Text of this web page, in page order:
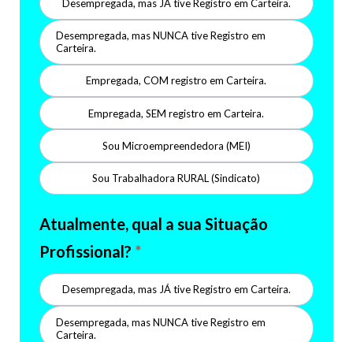
Desempregada, mas JÁ tive Registro em Carteira.
Desempregada, mas NUNCA tive Registro em
Carteira.
Empregada, COM registro em Carteira.
Empregada, SEM registro em Carteira.
Sou Microempreendedora (MEI)
Sou Trabalhadora RURAL (Sindicato)
Atualmente, qual a sua Situação
Profissional? *
Desempregada, mas JÁ tive Registro em Carteira.
Desempregada, mas NUNCA tive Registro em
Carteira.